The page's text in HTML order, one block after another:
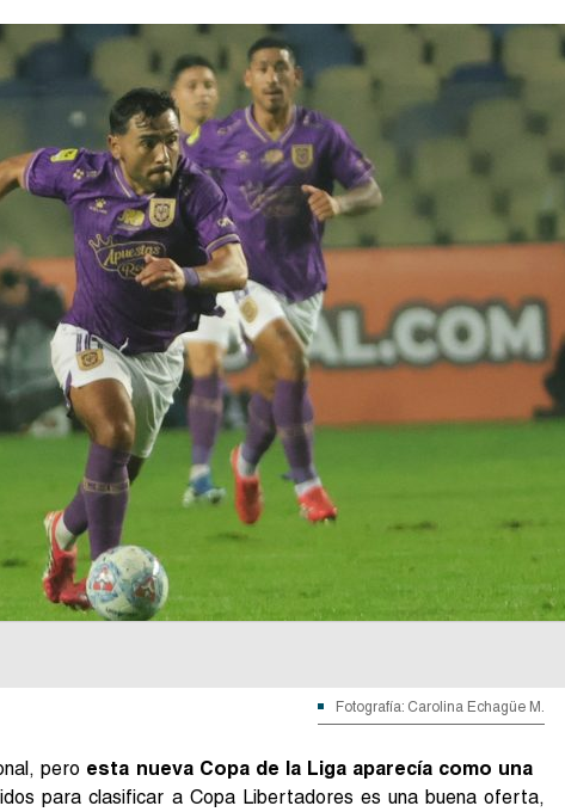
Fotografía: Carolina Echagüe M.
pero esta nueva Copa de la Liga aparecía como una
para clasificar a Copa Libertadores es una buena oferta,